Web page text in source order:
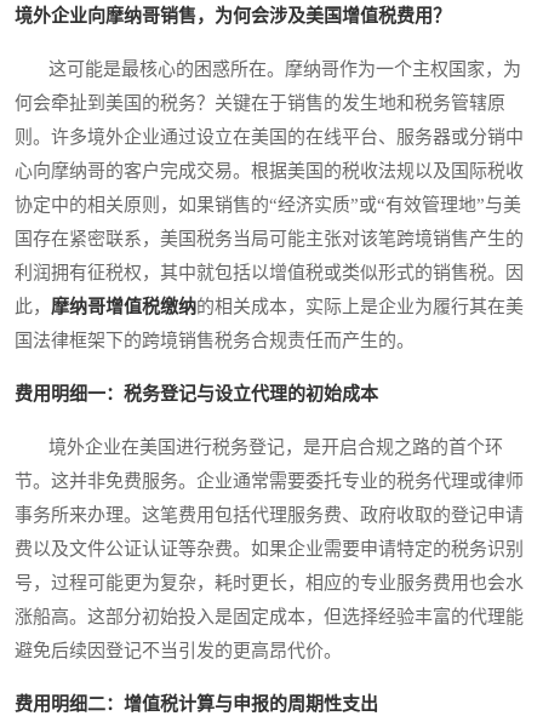
境外企业向摩纳哥销售，为何会涉及美国增值税费用？
这可能是最核心的困惑所在。摩纳哥作为一个主权国家，为
何会牵扯到美国的税务？关键在于销售的发生地和税务管辖原
则。许多境外企业通过设立在美国的在线平台、服务器或分销中
心向摩纳哥的客户完成交易。根据美国的税收法规以及国际税收
协定中的相关原则，如果销售的“经济实质”或“有效管理地”与美
国存在紧密联系，美国税务当局可能主张对该笔跨境销售产生的
利润拥有征税权，其中就包括以增值税或类似形式的销售税。因
此， 摩纳哥增值税缴纳的相关成本，实际上是企业为履行其在美
国法律框架下的跨境销售税务合规责任而产生的。
费用明细一：税务登记与设立代理的初始成本
境外企业在美国进行税务登记，是开启合规之路的首个环
节。这并非免费服务。企业通常需要委托专业的税务代理或律师
事务所来办理。这笔费用包括代理服务费、政府收取的登记申请
费以及文件公证认证等杂费。如果企业需要申请特定的税务识别
号，过程可能更为复杂，耗时更长，相应的专业服务费用也会水
涨船高。这部分初始投入是固定成本，但选择经验丰富的代理能
避免后续因登记不当引发的更高昂代价。
费用明细二：增值税计算与申报的周期性支出